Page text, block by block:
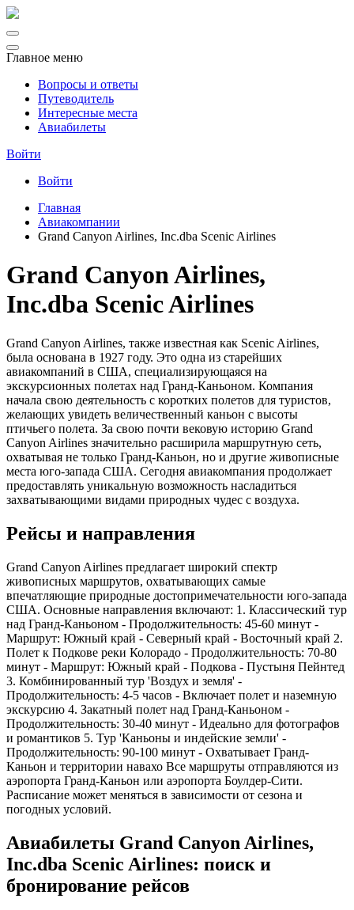
Главное меню
Вопросы и ответы
Путеводитель
Интересные места
Авиабилеты
Войти
Войти
Главная
Авиакомпании
Grand Canyon Airlines, Inc.dba Scenic Airlines
Grand Canyon Airlines,
Inc.dba Scenic Airlines
Grand Canyon Airlines, также известная как Scenic Airlines,
была основана в 1927 году. Это одна из старейших
авиакомпаний в США, специализирующаяся на
экскурсионных полетах над Гранд-Каньоном. Компания
начала свою деятельность с коротких полетов для туристов,
желающих увидеть величественный каньон с высоты
птичьего полета. За свою почти вековую историю Grand
Canyon Airlines значительно расширила маршрутную сеть,
охватывая не только Гранд-Каньон, но и другие живописные
места юго-запада США. Сегодня авиакомпания продолжает
предоставлять уникальную возможность насладиться
захватывающими видами природных чудес с воздуха.
Рейсы и направления
Grand Canyon Airlines предлагает широкий спектр
живописных маршрутов, охватывающих самые
впечатляющие природные достопримечательности юго-запада
США. Основные направления включают: 1. Классический тур
над Гранд-Каньоном - Продолжительность: 45-60 минут -
Маршрут: Южный край - Северный край - Восточный край 2.
Полет к Подкове реки Колорадо - Продолжительность: 70-80
минут - Маршрут: Южный край - Подкова - Пустыня Пейнтед
3. Комбинированный тур 'Воздух и земля' -
Продолжительность: 4-5 часов - Включает полет и наземную
экскурсию 4. Закатный полет над Гранд-Каньоном -
Продолжительность: 30-40 минут - Идеально для фотографов
и романтиков 5. Тур 'Каньоны и индейские земли' -
Продолжительность: 90-100 минут - Охватывает Гранд-
Каньон и территории навахо Все маршруты отправляются из
аэропорта Гранд-Каньон или аэропорта Боулдер-Сити.
Расписание может меняться в зависимости от сезона и
погодных условий.
Авиабилеты Grand Canyon Airlines,
Inc.dba Scenic Airlines: поиск и
бронирование рейсов